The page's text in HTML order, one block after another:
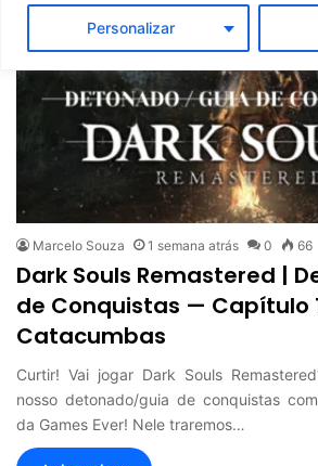
Personalizar
Marcelo Souza 1 semana atrás 0 66
Dark Souls Remastered |
de Conquistas — Capítulo
Catacumbas
Curtir! Vai jogar Dark Souls
nosso detonado/guia de conquistas
da Games Ever! Nele traremos…